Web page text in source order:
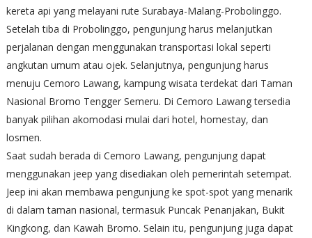
kereta api yang melayani rute Surabaya-Malang-Probolinggo.
Setelah tiba di Probolinggo, pengunjung harus melanjutkan
perjalanan dengan menggunakan transportasi lokal seperti
angkutan umum atau ojek. Selanjutnya, pengunjung harus
menuju Cemoro Lawang, kampung wisata terdekat dari Taman
Nasional Bromo Tengger Semeru. Di Cemoro Lawang tersedia
banyak pilihan akomodasi mulai dari hotel, homestay, dan
losmen.
Saat sudah berada di Cemoro Lawang, pengunjung dapat
menggunakan jeep yang disediakan oleh pemerintah setempat.
Jeep ini akan membawa pengunjung ke spot-spot yang menarik
di dalam taman nasional, termasuk Puncak Penanjakan, Bukit
Kingkong, dan Kawah Bromo. Selain itu, pengunjung juga dapat